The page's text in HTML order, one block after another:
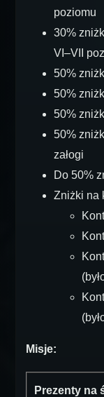
poziomu
30%
VI–VII
50%
50%
50%
50%
załogi
Do 50%
Zniżki na
Misje:
Prezenty na